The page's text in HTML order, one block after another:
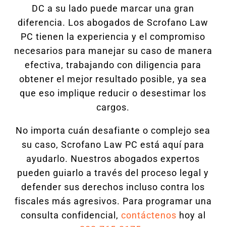
DC a su lado puede marcar una gran
diferencia. Los abogados de Scrofano Law
PC tienen la experiencia y el compromiso
necesarios para manejar su caso de manera
efectiva, trabajando con diligencia para
obtener el mejor resultado posible, ya sea
que eso implique reducir o desestimar los
cargos.
No importa cuán desafiante o complejo sea
su caso, Scrofano Law PC está aquí para
ayudarlo. Nuestros abogados expertos
pueden guiarlo a través del proceso legal y
defender sus derechos incluso contra los
fiscales más agresivos. Para programar una
consulta confidencial, contáctenos hoy al